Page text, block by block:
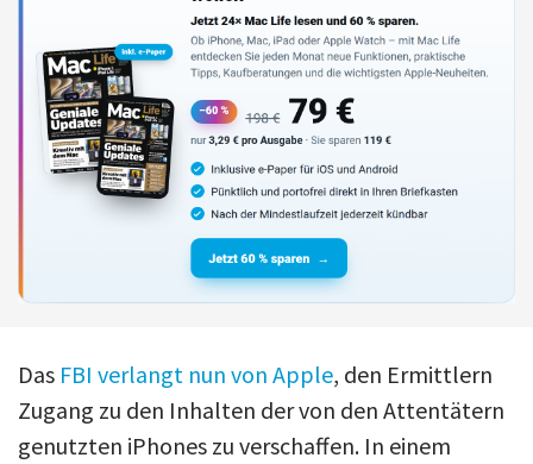
Das FBI verlangt nun von Apple, den Ermittlern
Zugang zu den Inhalten der von den Attentätern
genutzten iPhones zu verschaffen. In einem